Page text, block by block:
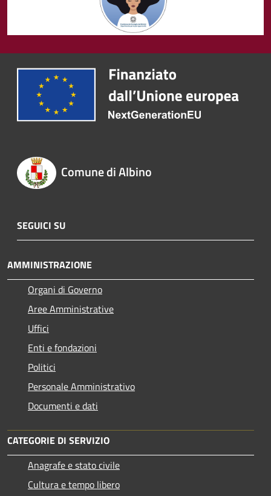
Comune di Albino
SEGUICI SU
AMMINISTRAZIONE
Organi di Governo
Aree Amministrative
Uffici
Enti e fondazioni
Politici
Personale Amministrativo
Documenti e dati
CATEGORIE DI SERVIZIO
Anagrafe e stato civile
Cultura e tempo libero